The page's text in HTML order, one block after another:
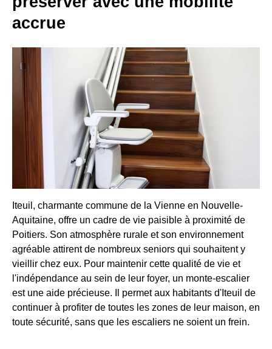
accrue
Iteuil, charmante commune de la Vienne en Nouvelle-
Aquitaine, offre un cadre de vie paisible à proximité de
Poitiers. Son atmosphère rurale et son environnement
agréable attirent de nombreux seniors qui souhaitent y
vieillir chez eux. Pour maintenir cette qualité de vie et
l'indépendance au sein de leur foyer, un monte-escalier
est une aide précieuse. Il permet aux habitants d'Iteuil de
continuer à profiter de toutes les zones de leur maison, en
toute sécurité, sans que les escaliers ne soient un frein.